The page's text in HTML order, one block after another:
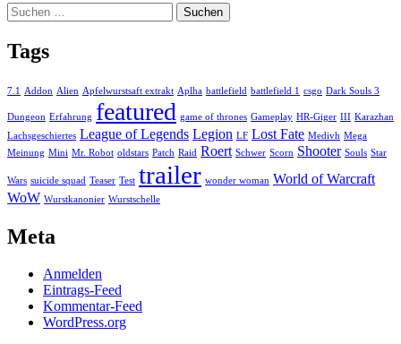
Suchen
nach:
Tags
7.1 Addon Alien Apfelwurstsaft extrakt Aplha battlefield battlefield 1 csgo Dark Souls 3
Dungeon Erfahrung featured game of thrones Gameplay HR-Giger III Karazhan
Lachsgeschiertes League of Legends Legion LF Lost Fate Medivh Mega
Meinung Mini Mr. Robot oldstars Patch Raid Roert Schwer Scorn Shooter Souls Star
Wars suicide squad Teaser Test trailer wonder woman World of Warcraft
WoW Wurstkanonier Wurstschelle
Meta
Anmelden
Eintrags-Feed
Kommentar-Feed
WordPress.org